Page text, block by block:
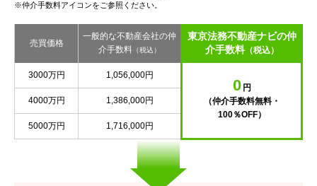
※仲介手数料アイコンをご参照ください。
売買価格
一般的な不動産会社の仲
介手数料 （税込）
東京法務不動産ナビの仲
介手数料（税込）
3000万円 1,056,000円
0 円
（仲介手数料無料・
100％OFF）
4000万円 1,386,000円
5000万円 1,716,000円